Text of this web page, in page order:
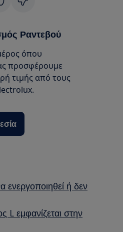
Ραντεβού
όπου
προσφέρουμε
τιμής από τους
ενεργοποιηθεί ή δεν
L εμφανίζεται στην